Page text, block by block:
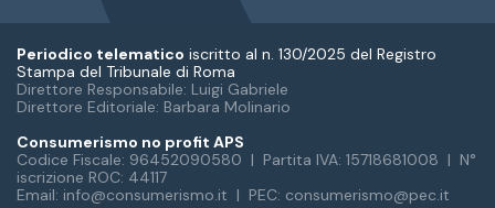
Periodico telematico iscritto al n. 130/2025 del Registro
Stampa del Tribunale di Roma
Direttore Responsabile: Luigi Gabriele
Direttore Editoriale: Barbara Molinario
Consumerismo no profit APS
Codice Fiscale: 96452090580 | Partita IVA: 15718681008 | N°
iscrizione ROC: 44117
Email: info@consumerismo.it | PEC: consumerismo@pec.it